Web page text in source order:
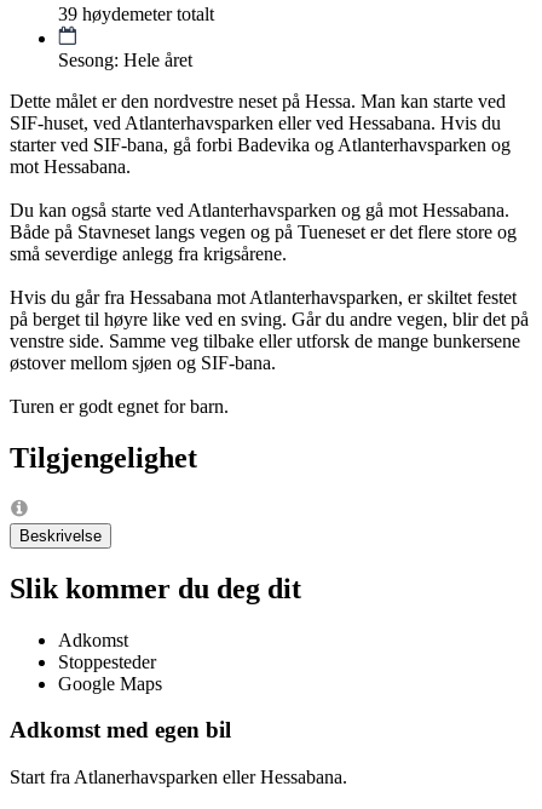
39 høydemeter totalt
Sesong: Hele året
Dette målet er den nordvestre neset på Hessa. Man kan starte ved
SIF-huset, ved Atlanterhavsparken eller ved Hessabana. Hvis du
starter ved SIF-bana, gå forbi Badevika og Atlanterhavsparken og
mot Hessabana.
Du kan også starte ved Atlanterhavsparken og gå mot Hessabana.
Både på Stavneset langs vegen og på Tueneset er det flere store og
små severdige anlegg fra krigsårene.
Hvis du går fra Hessabana mot Atlanterhavsparken, er skiltet festet
på berget til høyre like ved en sving. Går du andre vegen, blir det på
venstre side. Samme veg tilbake eller utforsk de mange bunkersene
østover mellom sjøen og SIF-bana.
Turen er godt egnet for barn.
Tilgjengelighet
Beskrivelse
Slik kommer du deg dit
Adkomst
Stoppesteder
Google Maps
Adkomst med egen bil
Start fra Atlanerhavsparken eller Hessabana.